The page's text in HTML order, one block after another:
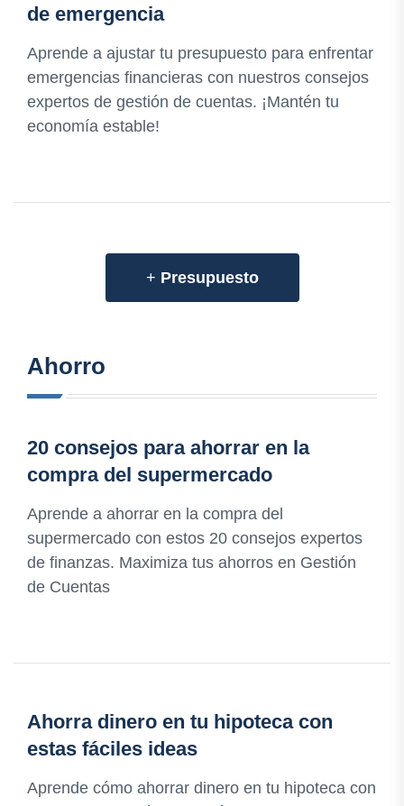
de emergencia
Aprende a ajustar tu presupuesto para enfrentar
emergencias financieras con nuestros consejos
expertos de gestión de cuentas. ¡Mantén tu
economía estable!
+ Presupuesto
Ahorro
20 consejos para ahorrar en la
compra del supermercado
Aprende a ahorrar en la compra del
supermercado con estos 20 consejos expertos
de finanzas. Maximiza tus ahorros en Gestión
de Cuentas
Ahorra dinero en tu hipoteca con
estas fáciles ideas
Aprende cómo ahorrar dinero en tu hipoteca con